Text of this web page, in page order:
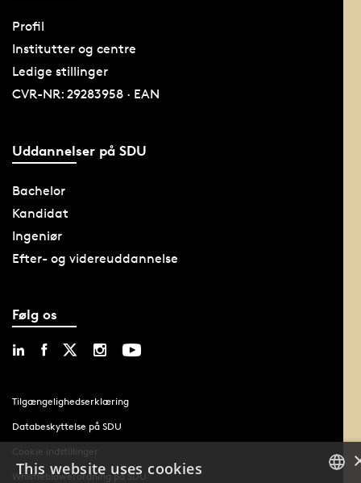
Profil
Institutter og centre
Ledige stillinger
CVR-NR: 29283958 · EAN
Uddannelser på SDU
Bachelor
Kandidat
Ingeniør
Efter- og videreuddannelse
Følg os
Tilgængelighedserklæring
Databeskyttelse på SDU
Cookie indstillinger
Whistleblowerordning på SDU
This website uses cookies